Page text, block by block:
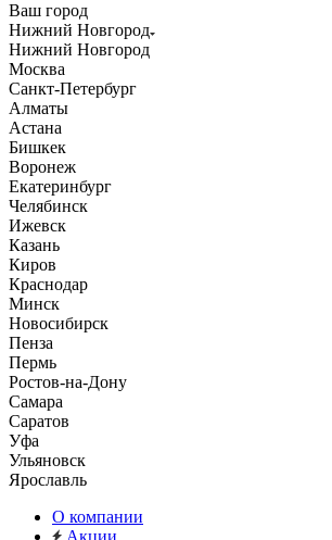
Ваш город
Нижний Новгород
Нижний Новгород
Москва
Санкт-Петербург
Алматы
Астана
Бишкек
Воронеж
Екатеринбург
Челябинск
Ижевск
Казань
Киров
Краснодар
Минск
Новосибирск
Пенза
Пермь
Ростов-на-Дону
Самара
Саратов
Уфа
Ульяновск
Ярославль
О компании
Акции